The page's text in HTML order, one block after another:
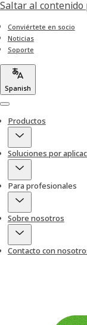
Saltar al
Conviértete en socio
Noticias
Soporte
Spanish
Menu
Productos
Soluciones por
Para profesionales
Sobre nosotros
Contacto con